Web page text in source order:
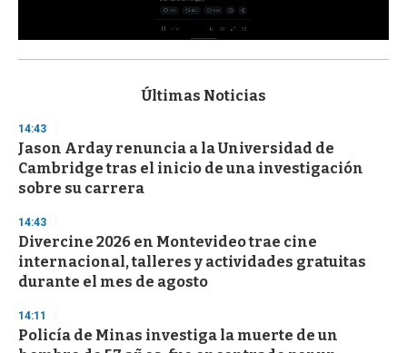
s
d
s
o
f
3
s
e
c
o
n
Últimas Noticias
14:43
Jason Arday renuncia a la Universidad de
Cambridge tras el inicio de una investigación
sobre su carrera
14:43
Divercine 2026 en Montevideo trae cine
internacional, talleres y actividades gratuitas
durante el mes de agosto
14:11
Policía de Minas investiga la muerte de un